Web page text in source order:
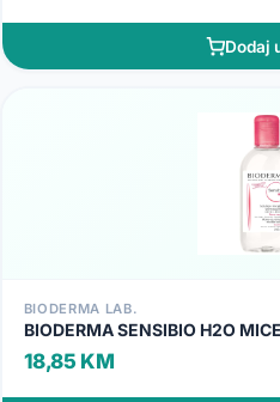
Dodaj
BIODERMA LAB.
BIODERMA SENSIBIO H2O
18,85 KM